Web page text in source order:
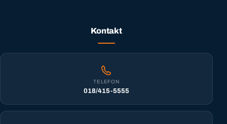
Kontakt
TELEFON
018/415-5555